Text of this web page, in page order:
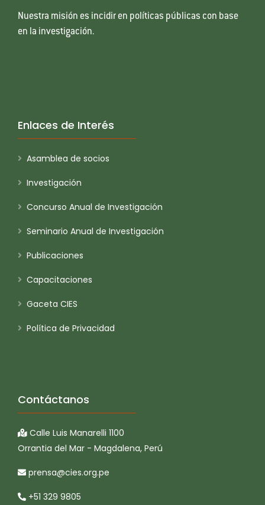
Nuestra misión es incidir en políticas públicas con base
en la investigación.
Enlaces de Interés
Asamblea de socios
Investigación
Concurso Anual de Investigación
Seminario Anual de Investigación
Publicaciones
Capacitaciones
Gaceta CIES
Política de Privacidad
Contáctanos
Calle Luis Manarelli 1100
Orrantia del Mar - Magdalena, Perú
prensa@cies.org.pe
+51 329 9805